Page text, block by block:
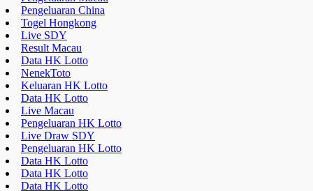
Data HK Lotto
Live Macau
Pengeluaran HK Lotto
Live Draw SDY
Pengeluaran HK Lotto
Data HK Lotto
Data HK Lotto
Data HK Lotto
Data HK Lotto
Pengeluaran HK Lotto
Pengeluaran HK Lotto
Data HK Lotto
Pengeluaran HK Lotto
Keluaran SDY
Togel Hongkong